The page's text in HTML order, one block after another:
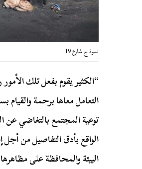
نموذج شارع 19
“الكثير يقوم بفعل تلك
التعامل معاها برحمة
توعية المجتمع بالتغاضي عن
الواقع بأدق التفاصيل من
البيئة والمحافظة على